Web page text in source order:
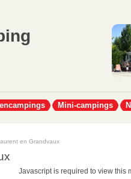
Mini-campings
en Grandvaux
Javascript is required to view this